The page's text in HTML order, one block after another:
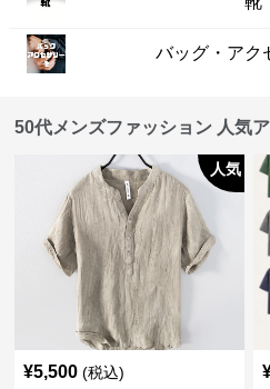
バッグ・アク
50代メンズファッション 人気
人気
¥5,500 (税込)